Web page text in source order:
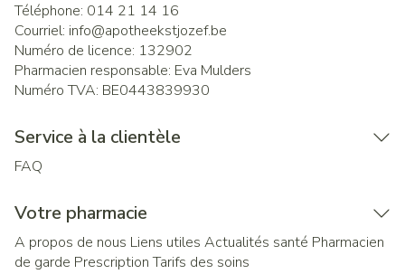
Téléphone: 014 21 14 16
Courriel: info@apotheekstjozef.be
Numéro de licence: 132902
Pharmacien responsable: Eva Mulders
Numéro TVA: BE0443839930
Service à la clientèle
FAQ
Votre pharmacie
A propos de nous Liens utiles Actualités santé Pharmacien
de garde Prescription Tarifs des soins